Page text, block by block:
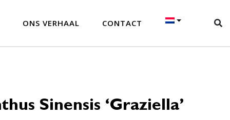
ONS VERHAAL CONTACT
Sinensis ‘Graziella’